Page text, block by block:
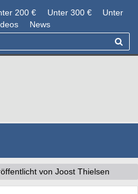
200 € Unter 300 €
Unter
News
von Joost Thielsen